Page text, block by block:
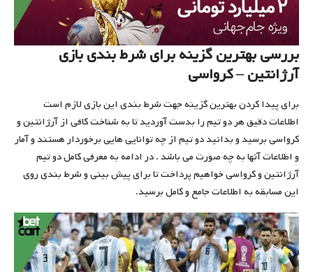
بررسی بهترین گزینه برای شرط بندی بازی
آرژانتین – کرواسی
برای پیدا کردن بهترین گزینه جهت شرط بندی این بازی لازم است
اطلاعات دقیق هر دو تیم را بدست آوردید تا به شناخت کافی از آرژانتین و
کرواسی برسید و بدانید دو تیم از چه توانایی هایی برخوردار هستند و آمار
و اطلاعات آنها به چه صورت می باشد . در ادامه به معرفی کامل دو تیم
آرژانتین و کرواسی خواهیم پرداخت تا برای پیش بینی و شرط بندی روی
این مسابقه به اطلاعات جامع و کامل برسید.